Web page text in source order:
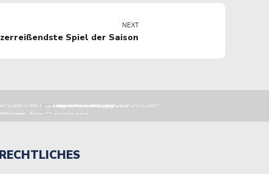
NEXT
Spiel der Saison
RECHTLICHES